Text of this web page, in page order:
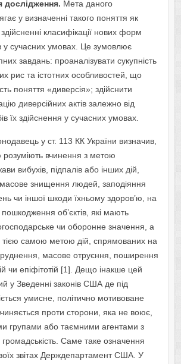
дослідження. Мета даного
у визначенні такого поняття як
класифікації нових форм
у сучасних умовах. Це зумовлює
завдань: проаналізувати сукупність
рис та істотних особливостей, що
поняття «диверсія»; здійснити
диверсійних актів залежно від
їх здійснення у сучасних умовах.
у ст. 113 КК України визначив,
розуміють вчинення з метою
вибухів, підпалів або інших дій,
знищення людей, заподіяння
чи іншої шкоди їхньому здоров’ю, на
об’єктів, які мають
чи оборонне значення, а
тією самою метою дій, спрямованих на
масове отруєння, поширення
чи епіфітотій [1]. Дещо інакше цей
у Зведенні законів США де під
умисне, політично мотивоване
проти сто­рони, яка не воює,
групами або таємними агентами з
Саме таке означення
звітах Держдепартамент США. У